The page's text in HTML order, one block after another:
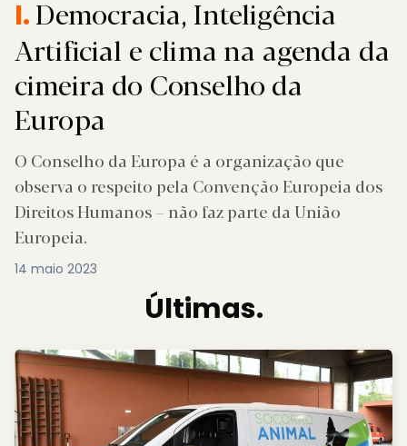
I.Democracia, Inteligência
Artificial e clima na agenda da
cimeira do Conselho da
Europa
O Conselho da Europa é a organização que
observa o respeito pela Convenção Europeia dos
Direitos Humanos – não faz parte da União
Europeia.
14 maio 2023
Últimas.